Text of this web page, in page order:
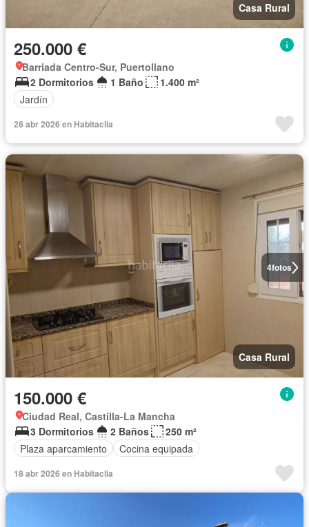
Casa Rural
250.000 €
Barriada Centro-Sur, Puertollano
2 Dormitorios
1 Baño
1.400 m²
Jardín
28 abr 2026 en Habitaclia
4fotos
Casa Rural
150.000 €
Ciudad Real, Castilla-La Mancha
3 Dormitorios
2 Baños
250 m²
Plaza aparcamiento
Cocina equipada
18 abr 2026 en Habitaclia